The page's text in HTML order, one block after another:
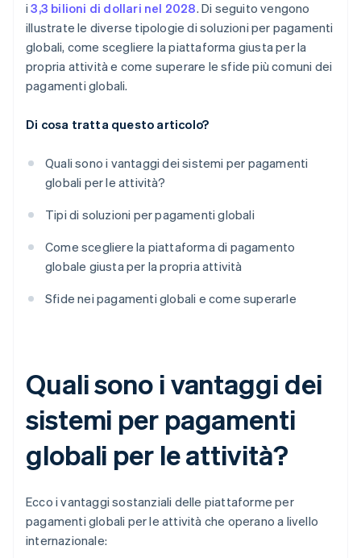
i3,3 bilioni di dollari nel 2028. Di seguito vengono
illustrate le diverse tipologie di soluzioni per pagamenti
globali, come scegliere la piattaforma giusta per la
propria attività e come superare le sfide più comuni dei
pagamenti globali.
Di cosa tratta questo articolo?
Quali sono i vantaggi dei sistemi per pagamenti
globali per le attività?
Tipi di soluzioni per pagamenti globali
Come scegliere la piattaforma di pagamento
globale giusta per la propria attività
Sfide nei pagamenti globali e come superarle
Quali sono i vantaggi dei
sistemi per pagamenti
globali per le attività?
Ecco i vantaggi sostanziali delle piattaforme per
pagamenti globali per le attività che operano a livello
internazionale: